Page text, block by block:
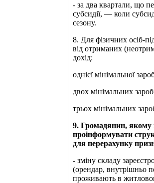
‑ за два квартали, що
субсидії, — коли
сезону.
8. Для фізичних осіб-
від отриманих
дохід:
однієї мінімальної
двох мінімальних
трьох мінімальних
9. Громадянин, якому
проінформувати
для перерахунку
‑ зміну складу
(орендар, внутрішньо
проживають в